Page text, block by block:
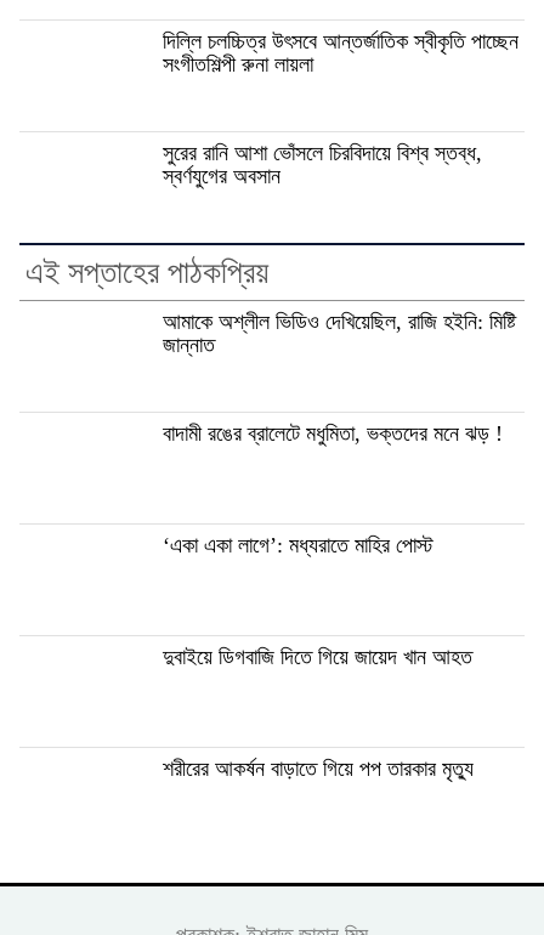
দিল্লি চলচ্চিত্র উৎসবে আন্তর্জাতিক স্বীকৃতি পাচ্ছেন
সংগীতশিল্পী রুনা লায়লা
সুরের রানি আশা ভোঁসলে চিরবিদায়ে বিশ্ব স্তব্ধ,
স্বর্ণযুগের অবসান
এই সপ্তাহের পাঠকপ্রিয়
আমাকে অশ্লীল ভিডিও দেখিয়েছিল, রাজি হইনি: মিষ্টি
জান্নাত
বাদামী রঙের ব্রালেটে মধুমিতা, ভক্তদের মনে ঝড় !
‘একা একা লাগে’: মধ্যরাতে মাহির পোস্ট
দুবাইয়ে ডিগবাজি দিতে গিয়ে জায়েদ খান আহত
শরীরের আকর্ষন বাড়াতে গিয়ে পপ তারকার মৃত্যু